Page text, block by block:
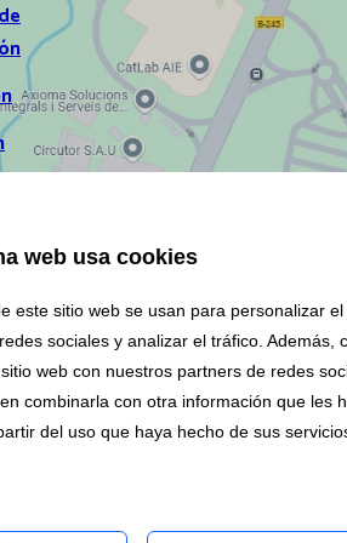
y
web usa cookies
este sitio web se usan para personalizar
sociales y analizar el tráfico. Además,
web con nuestros partners de redes
combinarla con otra información que les
del uso que haya hecho de sus